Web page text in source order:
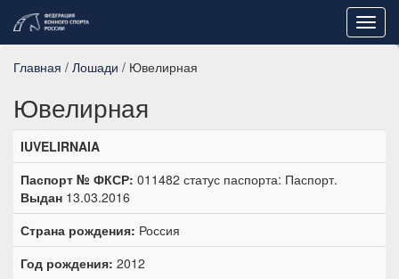
Главная / Лошади / Ювелирная
Ювелирная
IUVELIRNAIA
Паспорт № ФКСР: 011482 статус паспорта: Паспорт.
Выдан 13.03.2016
Страна рождения: Россия
Год рождения: 2012